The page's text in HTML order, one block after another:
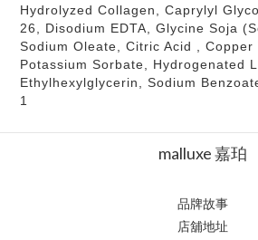
Hydrolyzed Collagen, Caprylyl
26, Disodium EDTA, Glycine Soja
Sodium Oleate, Citric Acid , Copper
Potassium Sorbate, Hydrogenated
Ethylhexylglycerin, Sodium
1
malluxe 嘉珀
品牌故事
店舖地址